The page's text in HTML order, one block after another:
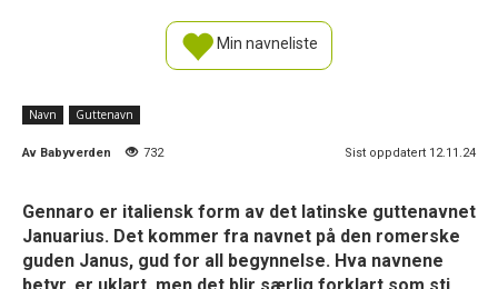
Min navneliste
Navn Guttenavn
Av Babyverden 732 Sist oppdatert 12.11.24
Gennaro er italiensk form av det latinske guttenavnet
Januarius. Det kommer fra navnet på den romerske
guden Janus, gud for all begynnelse. Hva navnene
betyr, er uklart, men det blir særlig forklart som sti